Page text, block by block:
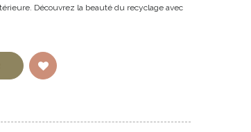
Découvrez la beauté du recyclage avec